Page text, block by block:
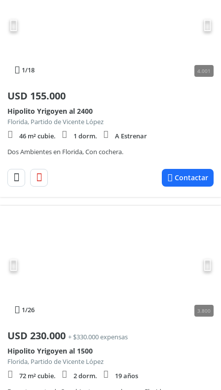
1/18 4.001
USD 155.000
Hipolito Yrigoyen al 2400
Florida, Partido de Vicente López
46 m² cubie.
1 dorm.
A Estrenar
Dos Ambientes en Florida, Con cochera.
Contactar
1/26 3.800
USD 230.000 + $330.000 expensas
Hipolito Yrigoyen al 1500
Florida, Partido de Vicente López
72 m² cubie.
2 dorm.
19 años